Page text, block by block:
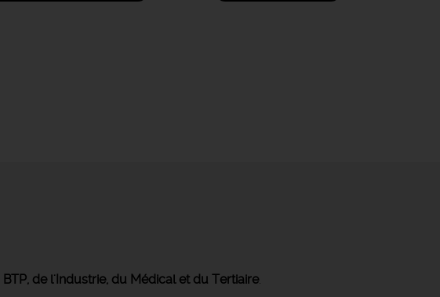
BTP, de l'Industrie, du Médical et du Tertiaire.